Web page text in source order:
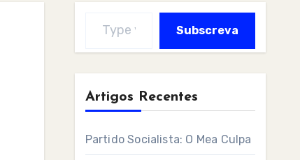
Subscreva
Artigos Recentes
Partido Socialista: O Mea Culpa